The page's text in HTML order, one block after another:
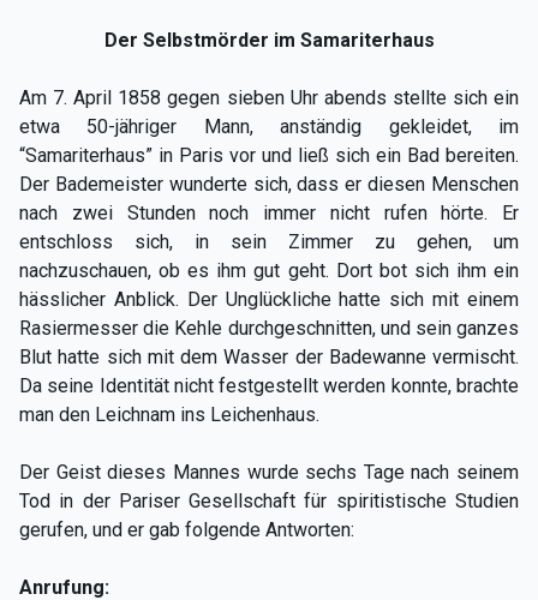
Der Selbstmörder im Samariterhaus
Am 7. April 1858 gegen sieben Uhr abends stellte sich ein
etwa 50-jähriger Mann, anständig gekleidet, im
“Samariterhaus” in Paris vor und ließ sich ein Bad bereiten.
Der Bademeister wunderte sich, dass er diesen Menschen
nach zwei Stunden noch immer nicht rufen hörte. Er
entschloss sich, in sein Zimmer zu gehen, um
nachzuschauen, ob es ihm gut geht. Dort bot sich ihm ein
hässlicher Anblick. Der Unglückliche hatte sich mit einem
Rasiermesser die Kehle durchgeschnitten, und sein ganzes
Blut hatte sich mit dem Wasser der Badewanne vermischt.
Da seine Identität nicht festgestellt werden konnte, brachte
man den Leichnam ins Leichenhaus.
Der Geist dieses Mannes wurde sechs Tage nach seinem
Tod in der Pariser Gesellschaft für spiritistische Studien
gerufen, und er gab folgende Antworten:
Anrufung: